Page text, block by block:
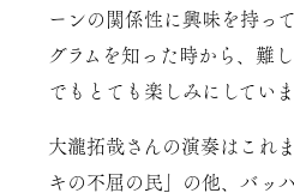
ーンの関係性に興味を持っ
グラムを知った時から、難
でもとても楽しみにしていま
大瀧拓哉さんの演奏はこれ
キの不屈の民」の他、バッ